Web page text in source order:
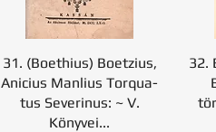
31. (Boethius) Boetzius,
Anicius Manlius Torq­ua­
tus Severinus: ~ V.
Könyvei...
32.